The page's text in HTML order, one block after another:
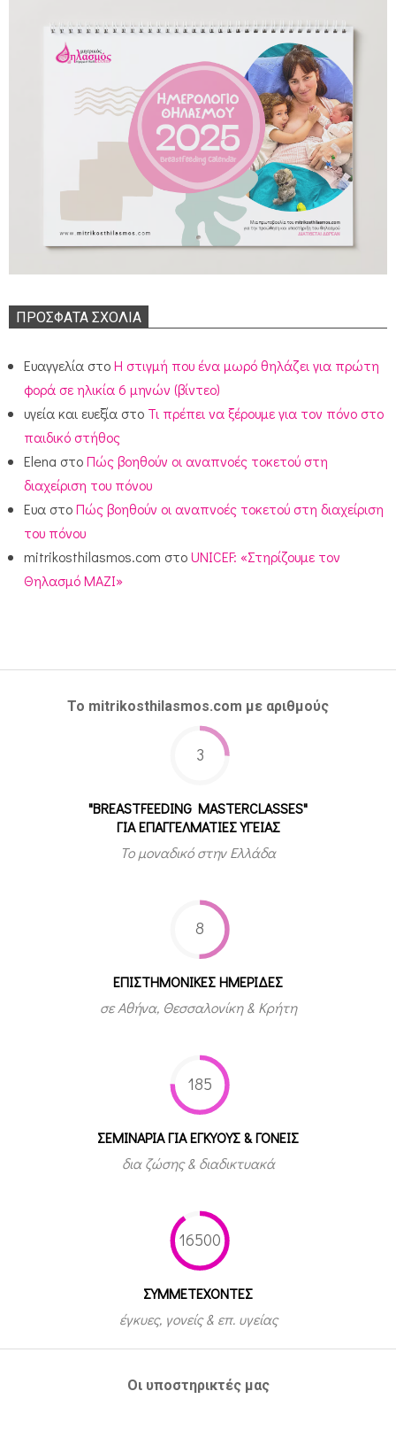
ΠΡΌΣΦΑΤΑ ΣΧΌΛΙΑ
Ευαγγελία στοΗ στιγμή που ένα μωρό θηλάζει για πρώτη
φορά σε ηλικία 6 μηνών (βίντεο)
υγεία και ευεξία στο Τι πρέπει να ξέρουμε για τον πόνο στο
παιδικό στήθος
Elena στοΠώς βοηθούν οι αναπνοές τοκετού στη
διαχείριση του πόνου
Ευα στοΠώς βοηθούν οι αναπνοές τοκετού στη διαχείριση
του πόνου
mitrikosthilasmos.com στοUNICEF: «Στηρίζουμε τον
Θηλασμό ΜΑΖΙ»
Το mitrikosthilasmos.com με αριθμούς
3
"BREASTFEEDING MASTERCLASSES"
ΓΙΑ ΕΠΑΓΓΕΛΜΑΤΙΕΣ ΥΓΕΙΑΣ
Το μοναδικό στην Ελλάδα
8
ΕΠΙΣΤΗΜΟΝΙΚΕΣ ΗΜΕΡΙΔΕΣ
σε Αθήνα, Θεσσαλονίκη & Κρήτη
185
ΣΕΜΙΝΑΡΙΑ ΓΙΑ ΕΓΚΥΟΥΣ & ΓΟΝΕΙΣ
δια ζώσης & διαδικτυακά
16500
ΣΥΜΜΕΤEΧΟΝΤΕΣ
έγκυες, γονείς & επ. υγείας
Οι υποστηρικτές μας